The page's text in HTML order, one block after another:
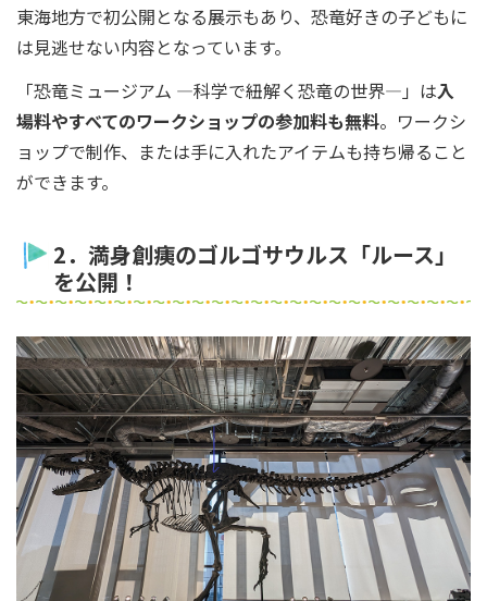
東海地方で初公開となる展示もあり、恐竜好きの子どもに
は見逃せない内容となっています。
「恐竜ミュージアム ―科学で紐解く恐竜の世界―」は入
場料やすべてのワークショップの参加料も無料。ワークシ
ョップで制作、または手に入れたアイテムも持ち帰ること
ができます。
2．満身創痍のゴルゴサウルス「ルース」
を公開！